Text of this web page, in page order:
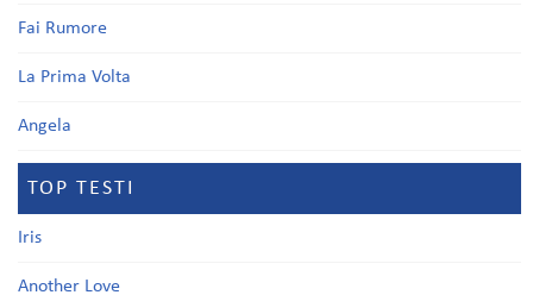
Fai Rumore
La Prima Volta
Angela
TOP TESTI
Iris
Another Love